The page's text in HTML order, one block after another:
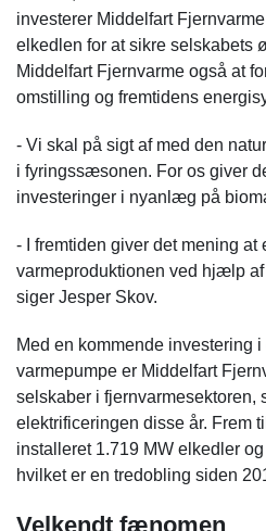
investerer Middelfart
elkedlen for at sikre selskabets
Middelfart Fjernvarme også at
omstilling og fremtidens
- Vi skal på sigt af med den
i fyringssæsonen. For os giver
investeringer i nyanlæg på
- I fremtiden giver det mening at
varmeproduktionen ved hjælp
siger Jesper Skov.
Med en kommende investering
varmepumpe er Middelfart
selskaber i fjernvarmesektoren,
elektrificeringen disse år. Frem
installeret 1.719 MW elkedler
hvilket er en tredobling siden
Velkendt fænomen